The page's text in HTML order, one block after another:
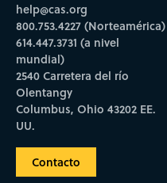
help@cas.org
800.753.4227 (Norteamérica)
614.447.3731 (a nivel
mundial)
2540 Carretera del río
Olentangy
Columbus, Ohio 43202 EE.
UU.
Contacto